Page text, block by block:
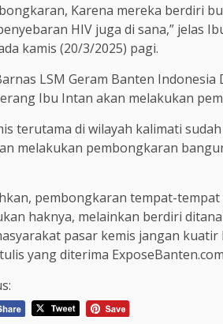
Karena mereka berdiri
HIV juga di sana,” jelas
kamis (20/3/2025) pagi.
LSM Geram Banten
Ibu Intan akan melakukan
terutama di wilayah kalimati
melakukan pembongkaran
pembongkaran tempat-
haknya, melainkan berdiri
pasar kemis jangan
yang diterima